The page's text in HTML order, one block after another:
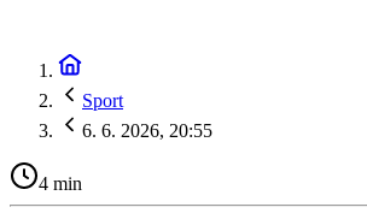
Sport
6. 6. 2026, 20:55
4 min